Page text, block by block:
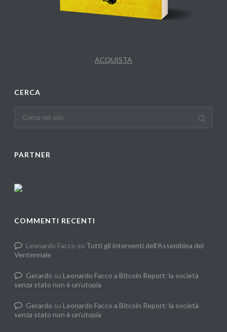
ACQUISTA
CERCA
PARTNER
COMMENTI RECENTI
Leonardo Facco su Tutti gli interventi dell’Assemblea del
Ventennale
Gerardo su Leonardo Facco a Bitcoin Report: la società
senza stato non è un’utopia
Gerardo su Leonardo Facco a Bitcoin Report: la società
senza stato non è un’utopia